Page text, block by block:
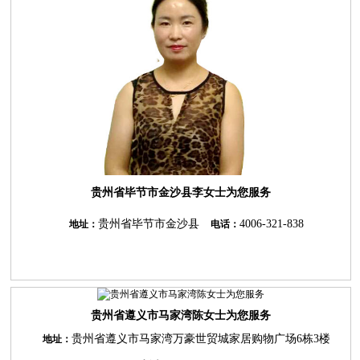
贵州省毕节市金沙县李女士为您服务
地址： 贵州省毕节市金沙县 电话： 4006-321-838
贵州省遵义市马家湾陈女士为您服务
地址： 贵州省遵义市马家湾万豪世贸城家居购物广场6栋3楼